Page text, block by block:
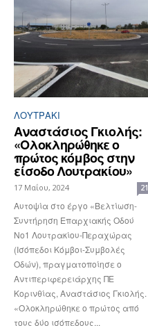
ΛΟΥΤΡΆΚΙ
Αναστάσιος Γκιολής:
«Ολοκληρώθηκε ο
πρώτος κόμβος στην
είσοδο Λουτρακίου»
17 Μαΐου, 2024 21
Αυτοψία στο έργο «Βελτίωση-
Συντήρηση Επαρχιακής Οδού
Νο1 Λουτρακίου-Περαχώρας
(Ισόπεδοι Κόμβοι-Συμβολές
Οδών), πραγματοποίησε ο
Αντιπεριφερειάρχης ΠΕ
Κορινθίας, Αναστάσιος Γκιολής.
«Ολοκληρώθηκε ο πρώτος από
τους δύο ισόπεδους...